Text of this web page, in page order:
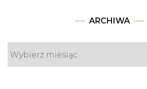
ARCHIWA
Archiwa